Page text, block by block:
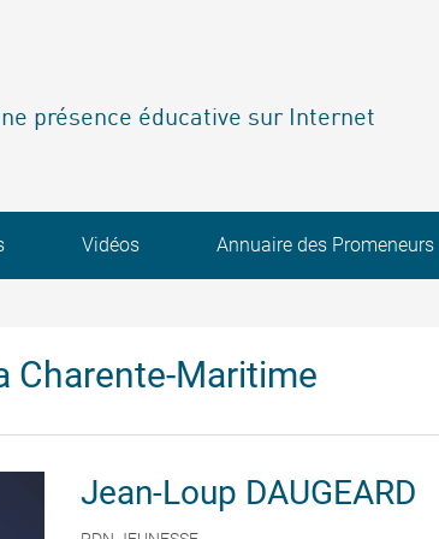
présence éducative sur Internet
Vidéos Annuaire des Promeneurs
Charente-Maritime
Jean-Loup DAUGEARD